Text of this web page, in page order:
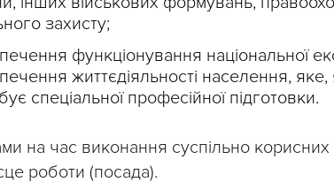
захисту;
функціонування національної
життєдіяльності населення,
спеціальної професійної підготовки.
на час виконання суспільно корисних
роботи (посада).